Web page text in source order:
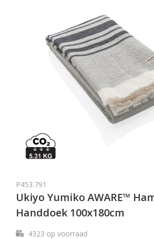
P453.791
Ukiyo Yumiko AWARE™
Handdoek 100x180cm
4323 op voorraad